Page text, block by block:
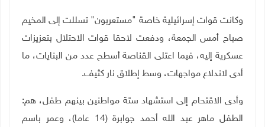
وكانت قوات إسرائيلية خاصة "مستعربون" تسللت إلى المخيم
صباح أمس الجمعة، ودفعت لاحقا قوات الاحتلال بتعزيزات
عسكرية إليه، فيما اعتلى القناصة أسطح عدد من البنايات، ما
أدى لاندلاع مواجهات، وسط إطلاق نار كثيف.
وأدى الاقتحام إلى استشهاد ستة مواطنين بينهم طفل، هم:
الطفل ماهر عبد الله أحمد جوابرة (14 عاما)، وعمر باسم